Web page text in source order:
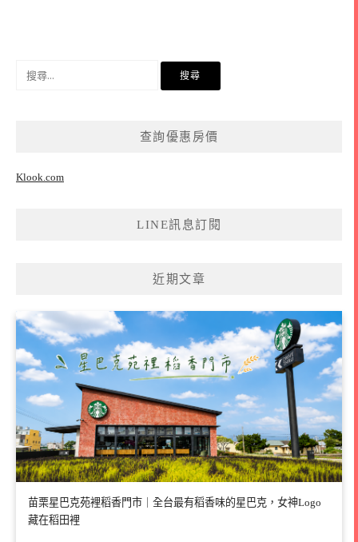
查詢優惠房價
Klook.com
LINE訊息訂閱
近期文章
苗栗星巴克苑裡稻香門市｜全台最有稻香味的星巴克，女神Logo
藏在稻田裡